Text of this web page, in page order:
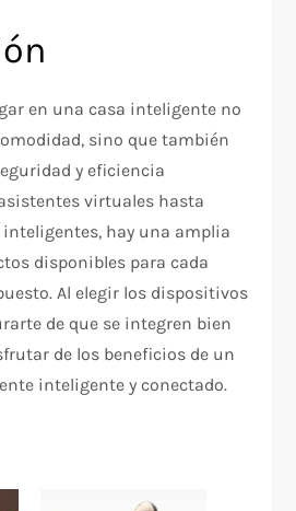
en una casa inteligente no
sino que también
y eficiencia
virtuales hasta
hay una amplia
disponibles para cada
Al elegir los dispositivos
de que se integren bien
de los beneficios de un
inteligente y conectado.